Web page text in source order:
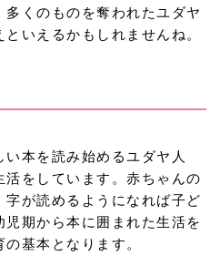
くのものを奪われたユダヤ
いえるかもしれませんね。
本を読み始めるユダヤ人
をしています。赤ちゃんの
字が読めるようになれば子ど
期から本に囲まれた生活を
基本となります。